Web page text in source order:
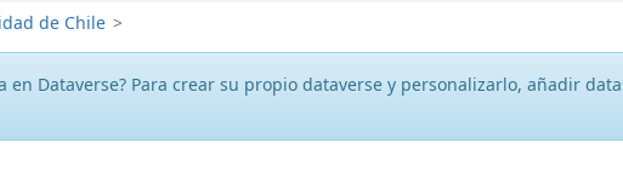
de Chile >
en Dataverse? Para crear su propio dataverse y personalizarlo, añadir